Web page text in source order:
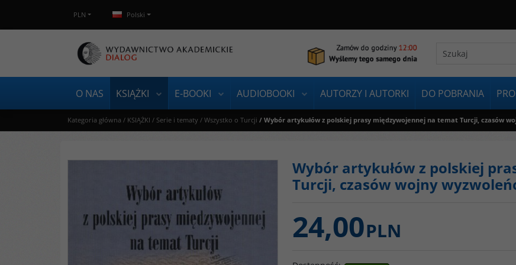
PLN Polski
O NAS KSIĄŻKI E-BOOKI AUDIOBOOKI AUTORZY I AUTORKI DO POBRANIA
Kategoria główna / KSIĄŻKI / Serie i tematy / Wszystko o Turcji / Wybór artykułów z polskiej prasy międzywojennej na temat Turcji, czasów
Wybór artykułów z polskiej
Turcji, czasów wojny
24,00PLN